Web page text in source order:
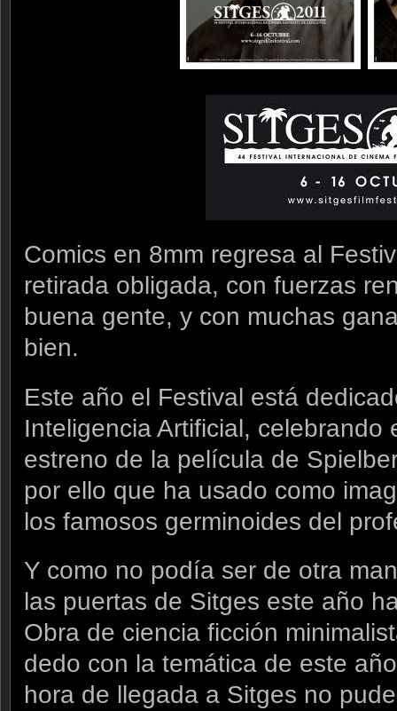
Comics en 8mm regresa al
retirada obligada, con fuerzas
buena gente, y con muchas
bien.
Este año el Festival está
Inteligencia Artificial, celebrando
estreno de la película de
por ello que ha usado como
los famosos germinoides del
Y como no podía ser de otra
las puertas de Sitges este año
Obra de ciencia ficción
dedo con la temática de este
hora de llegada a Sitges no